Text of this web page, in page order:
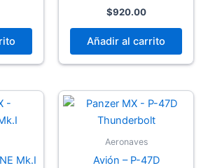
$920.00
Añadir al carrito
Mk.I
Aeronaves
Avión – P-47D